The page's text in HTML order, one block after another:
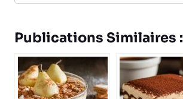
Publications Similaires :